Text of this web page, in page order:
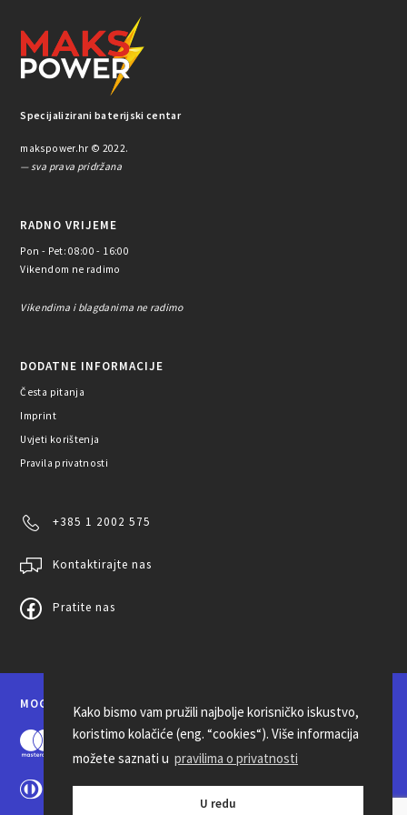
Kako bismo vam pružili najbolje korisničko iskustvo,
koristimo kolačiće (eng. “cookies“). Više informacija
možete saznati u pravilima o privatnosti
U redu
Specijalizirani baterijski centar
makspower.hr © 2022.
— sva prava pridržana
RADNO VRIJEME
Pon - Pet: 08:00 - 16:00
Vikendom ne radimo
Vikendima i blagdanima ne radimo
DODATNE INFORMACIJE
Česta pitanja
Imprint
Uvjeti korištenja
Pravila privatnosti
+385 1 2002 575
Kontaktirajte nas
Pratite nas
MOGUĆNOSTI PLAĆANJA